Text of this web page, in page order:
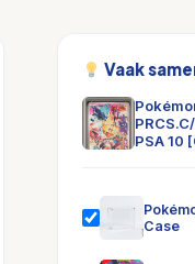
Vaak
PSA 10
Case